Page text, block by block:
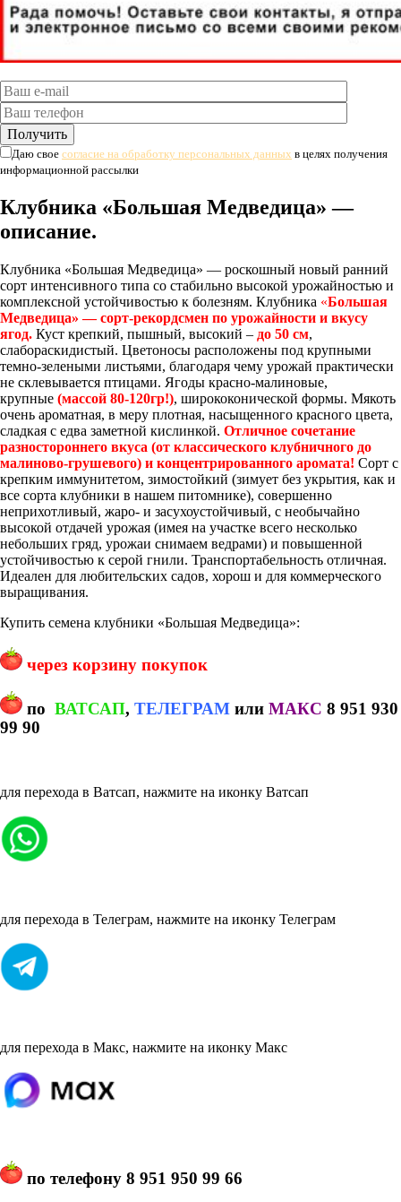
Даю свое согласие на обработку персональных данных в целях получения
информационной рассылки
Клубника «Большая Медведица» —
описание.
Клубника «Большая Медведица» — роскошный новый ранний
сорт интенсивного типа со стабильно высокой урожайностью и
комплексной устойчивостью к болезням. Клубника «Большая
Медведица» — сорт-рекордсмен по урожайности и вкусу
ягод. Куст крепкий, пышный, высокий – до 50 см,
слабораскидистый. Цветоносы расположены под крупными
темно-зелеными листьями, благодаря чему урожай практически
не склевывается птицами. Ягоды красно-малиновые,
крупные (массой 80-120гр!), ширококонической формы. Мякоть
очень ароматная, в меру плотная, насыщенного красного цвета,
сладкая с едва заметной кислинкой. Отличное сочетание
разностороннего вкуса (от классического клубничного до
малиново-грушевого) и концентрированного аромата! Сорт с
крепким иммунитетом, зимостойкий (зимует без укрытия, как и
все сорта клубники в нашем питомнике), совершенно
неприхотливый, жаро- и засухоустойчивый, с необычайно
высокой отдачей урожая (имея на участке всего несколько
небольших гряд, урожаи снимаем ведрами) и повышенной
устойчивостью к серой гнили. Транспортабельность отличная.
Идеален для любительских садов, хорош и для коммерческого
выращивания.
Купить семена клубники «Большая Медведица»:
через корзину покупок
по ВАТСАП, ТЕЛЕГРАМ или МАКС 8 951 930
99 90
для перехода в Ватсап, нажмите на иконку Ватсап
для перехода в Телеграм, нажмите на иконку Телеграм
для перехода в Макс, нажмите на иконку Макс
по телефону 8 951 950 99 66